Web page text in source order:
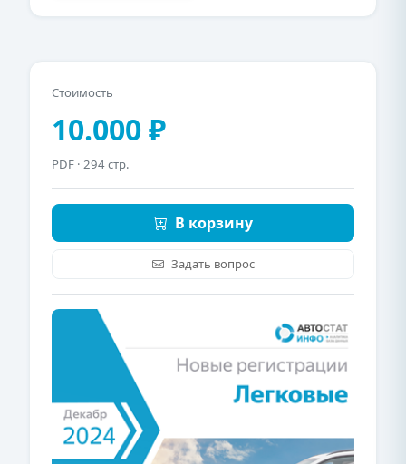
Стоимость
10.000 ₽
PDF · 294 стр.
В корзину
Задать вопрос